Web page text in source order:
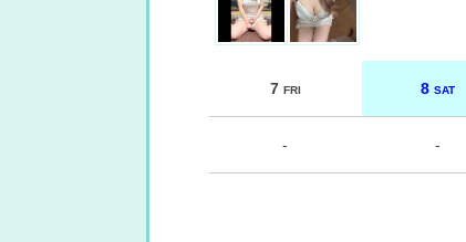
7 FRI 8SAT
- -